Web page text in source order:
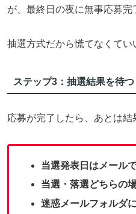
が、最終日の夜に無事応募完
抽選方式だから慌てなくてい
ステップ3：抽選結果を待つ
応募が完了したら、あとは結
当選発表日はメール
当選・落選どちらの
迷惑メールフォルダ